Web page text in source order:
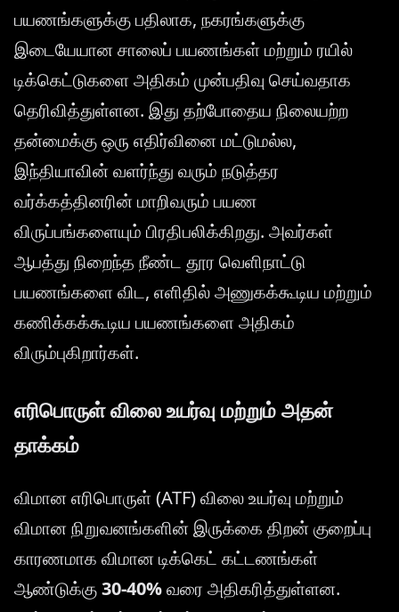
பயணங்களுக்கு பதிலாக, நகரங்களுக்கு
இடையேயான சாலைப் பயணங்கள் மற்றும் ரயில்
டிக்கெட்டுகளை அதிகம் முன்பதிவு செய்வதாக
தெரிவித்துள்ளன. இது தற்போதைய நிலையற்ற
தன்மைக்கு ஒரு எதிர்வினை மட்டுமல்ல,
இந்தியாவின் வளர்ந்து வரும் நடுத்தர
வர்க்கத்தினரின் மாறிவரும் பயண
விருப்பங்களையும் பிரதிபலிக்கிறது. அவர்கள்
ஆபத்து நிறைந்த நீண்ட தூர வெளிநாட்டு
பயணங்களை விட, எளிதில் அணுகக்கூடிய மற்றும்
கணிக்கக்கூடிய பயணங்களை அதிகம்
விரும்புகிறார்கள்.
எரிபொருள் விலை உயர்வு மற்றும் அதன்
தாக்கம்
விமான எரிபொருள் (ATF) விலை உயர்வு மற்றும்
விமான நிறுவனங்களின் இருக்கை திறன் குறைப்பு
காரணமாக விமான டிக்கெட் கட்டணங்கள்
ஆண்டுக்கு30-40%வரை அதிகரித்துள்ளன.